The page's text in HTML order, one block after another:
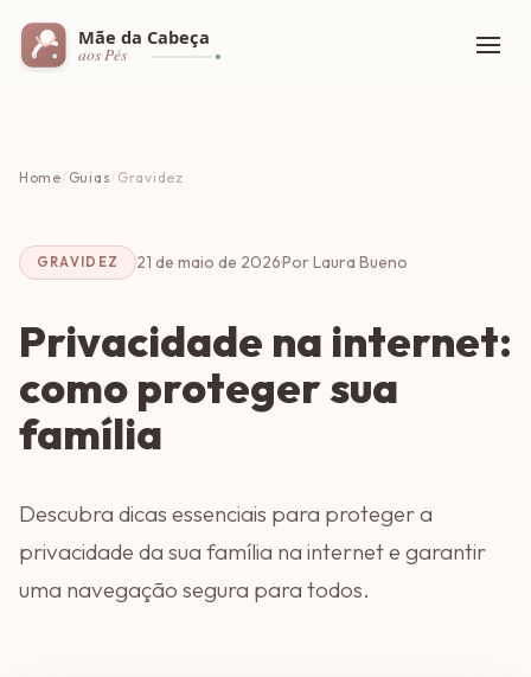
Home Guias Gravidez
GRAVIDEZ 21 de maio de 2026·Por Laura Bueno
Privacidade na internet:
como proteger sua
família
Descubra dicas essenciais para proteger a
privacidade da sua família na internet e garantir
uma navegação segura para todos.